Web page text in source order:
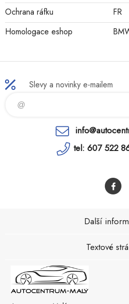
Ochrana ráfku
FR
Homologace eshop
Slevy a novinky e-mailem
tel: 607 522
Další
Textové